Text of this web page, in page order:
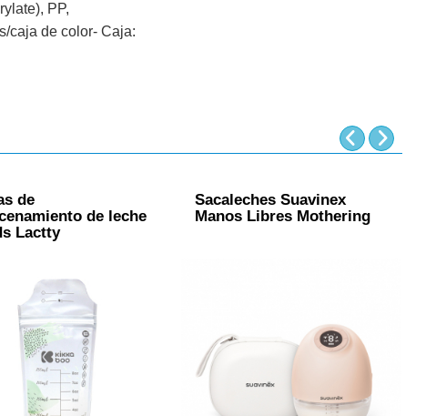
PP,
caja de color- Caja:
de
de leche
Lactty
Sacaleches Suavinex
Manos Libres Mothering